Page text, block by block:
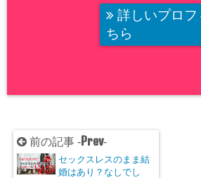
詳しいプロフ
ちら
前の記事 -Prev-
セックスレスのまま結
婚はあり？なしでし